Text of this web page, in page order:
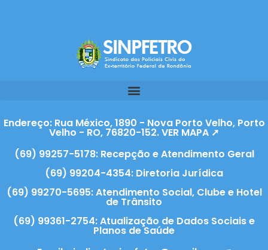
Endereço: Rua México, 1890 - Nova Porto Velho, Porto
Velho - RO, 76820-152. VER MAPA ➚
(69) 99257-5178: Recepção e Atendimento Geral
(69) 99204-4354: Diretoria Jurídica
(69) 99270-5695: Atendimento Social, Clube e Hotel
de Trânsito
(69) 99361-2754: Atualização de Dados Sociais e
Planos de Saúde